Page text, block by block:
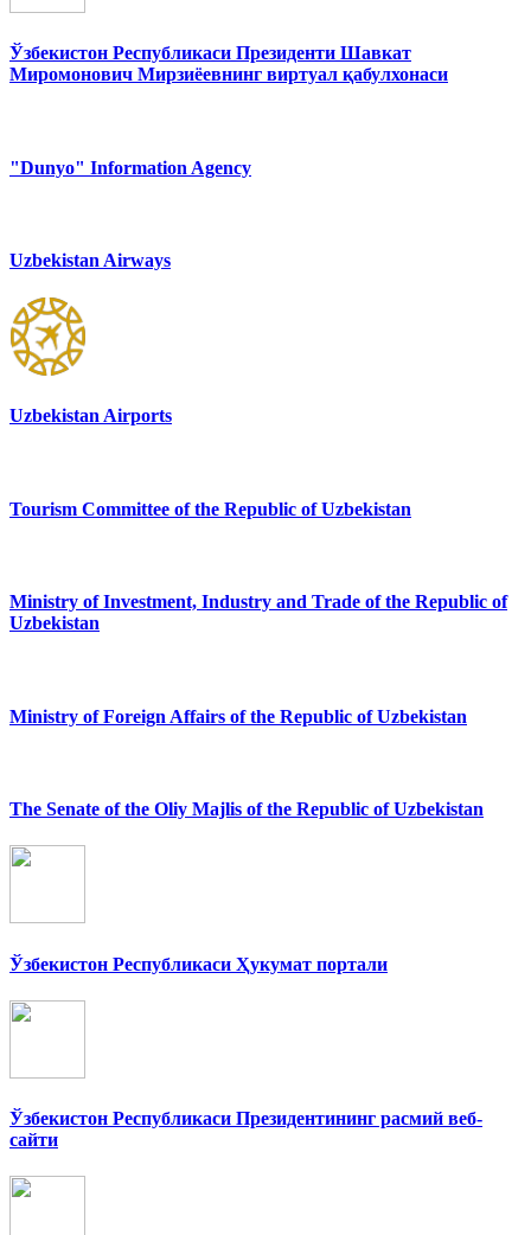
Ўзбекистон Республикаси Президенти Шавкат
Миромонович Мирзиёевнинг виртуал қабулхонаси
"Dunyo" Information Agency
Uzbekistan Airways
Uzbekistan Airports
Tourism Committee of the Republic of Uzbekistan
Ministry of Investment, Industry and Trade of the Republic of
Uzbekistan
Ministry of Foreign Affairs of the Republic of Uzbekistan
The Senate of the Oliy Majlis of the Republic of Uzbekistan
Ўзбекистон Республикаси Ҳукумат портали
Ўзбекистон Республикаси Президентининг расмий веб-
сайти